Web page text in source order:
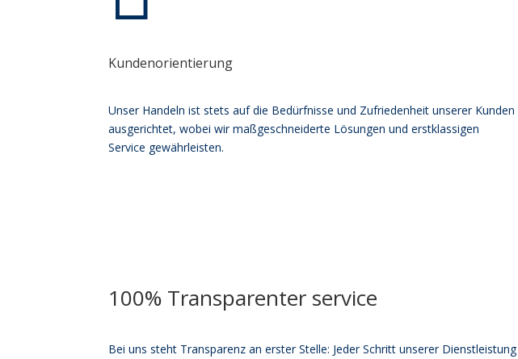
Kundenorientierung
Unser Handeln ist stets auf die Bedürfnisse und Zufriedenheit unserer Kunden
ausgerichtet, wobei wir maßgeschneiderte Lösungen und erstklassigen
Service gewährleisten.
100% Transparenter service
Bei uns steht Transparenz an erster Stelle: Jeder Schritt unserer Dienstleistung